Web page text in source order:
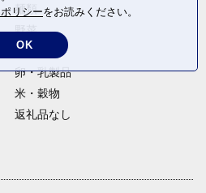
麺類
野菜
電化製品
卵・乳製品
米・穀物
返礼品なし
リシーをお読みください。
OK